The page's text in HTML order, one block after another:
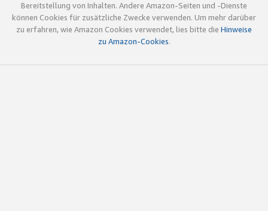
Bereitstellung von Inhalten. Andere Amazon-Seiten und -Dienste
können Cookies für zusätzliche Zwecke verwenden. Um mehr darüber
zu erfahren, wie Amazon Cookies verwendet, lies bitte die Hinweise
zu Amazon-Cookies.